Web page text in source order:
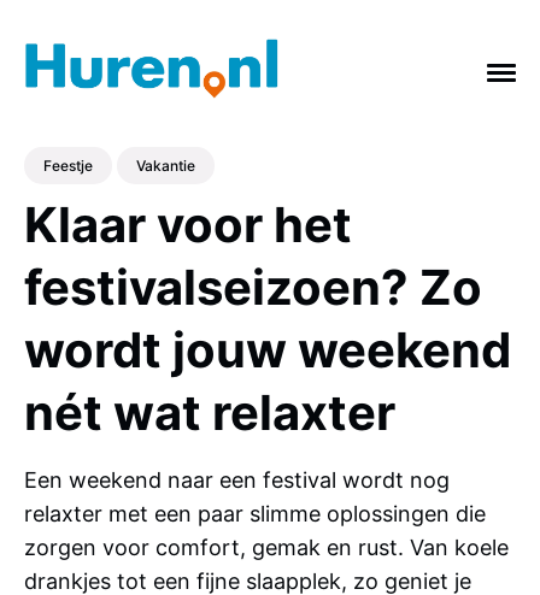
Feestje Vakantie
Klaar voor het
festivalseizoen? Zo
wordt jouw weekend
nét wat relaxter
Een weekend naar een festival wordt nog
relaxter met een paar slimme oplossingen die
zorgen voor comfort, gemak en rust. Van koele
drankjes tot een fijne slaapplek, zo geniet je
Vakantie Verbouwing Afvalcontainer
Feestje Tuin Badkamer Keuken